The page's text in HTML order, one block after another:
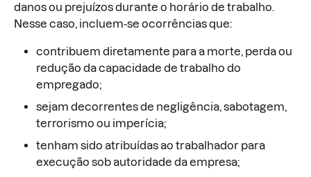
danos ou prejuízos durante o horário de trabalho.
Nesse caso, incluem-se ocorrências que:
contribuem diretamente para a morte, perda ou
redução da capacidade de trabalho do
empregado;
sejam decorrentes de negligência, sabotagem,
terrorismo ou imperícia;
tenham sido atribuídas ao trabalhador para
execução sob autoridade da empresa;